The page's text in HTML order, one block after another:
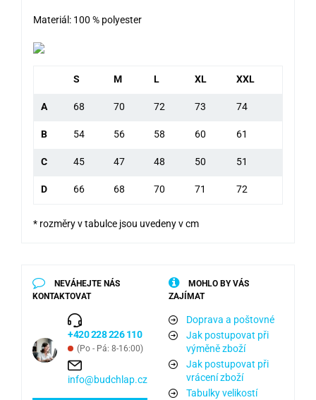
Materiál: 100 % polyester
S M L XL XXL
A 68 70 72 73 74
B 54 56 58 60 61
C 45 47 48 50 51
D 66 68 70 71 72
* rozměry v tabulce jsou uvedeny v cm
NEVÁHEJTE NÁS
KONTAKTOVAT
+420 228 226 110
(Po - Pá: 8-16:00)
info@budchlap.cz
MOHLO BY VÁS
ZAJÍMAT
Doprava a poštovné
Jak postupovat při
výměně zboží
Jak postupovat při
vrácení zboží
Tabulky velikostí